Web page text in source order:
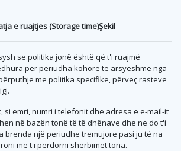
e ruajtjes (Storage time)Şekil
se politika jonë është që t'i ruajmë
për periudha kohore të arsyeshme nga
me politika specifike, përveç rasteve
si emri, numri i telefonit dhe adresa e e-mail-it
në bazën tonë të të dhënave dhe ne do t'i
brenda një periudhe tremujore pasi ju të na
më t'i përdorni shërbimet tona.